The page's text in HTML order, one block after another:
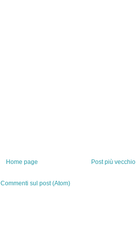
Post più vecchio
Home page
Commenti sul post (Atom)